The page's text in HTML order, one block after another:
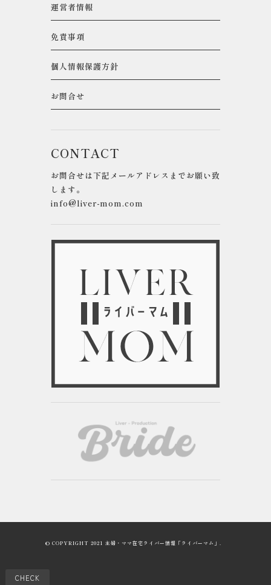
運営者情報
免責事項
個人情報保護方針
お問合せ
CONTACT
お問合せは下記メールアドレスまでお願い致
します。
info@liver-mom.com
© COPYRIGHT 2021 主婦・ママ在宅ライバー情報「ライバーマム」.